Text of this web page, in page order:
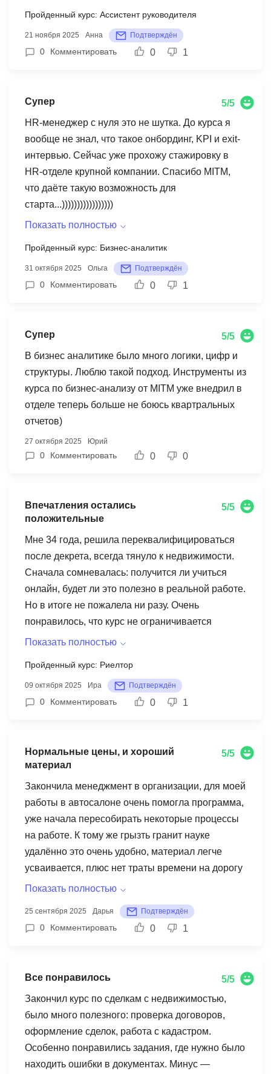
намного увереннее, перестала бояться
ответственности. Теперь ищу работу в крупной
компании и уже прохожу собеседования, пока
Пройденный курс: Ассистент руководителя
21 ноября 2025 Анна Подтверждён
0 Комментировать 0 1
Супер
5/5
HR-менеджер с нуля это не шутка. До курса я
вообще не знал, что такое онбординг, KPI и exit-
интервью. Сейчас уже прохожу стажировку в
HR-отделе крупной компании. Спасибо MITM,
что даёте такую возможность для
старта...)))))))))))))))))
Показать полностью
Пройденный курс: Бизнес-аналитик
31 октября 2025 Ольга Подтверждён
0 Комментировать 0 1
Супер
5/5
В бизнес аналитике было много логики, цифр и
структуры. Люблю такой подход. Инструменты из
курса по бизнес-анализу от MITM уже внедрил в
отделе теперь больше не боюсь квартральных
отчетов)
27 октября 2025 Юрий
0 Комментировать 0 0
Впечатления остались
положительные
5/5
Мне 34 года, решила переквалифицироваться
после декрета, всегда тянуло к недвижимости.
Сначала сомневалась: получится ли учиться
онлайн, будет ли это полезно в реальной работе.
Но в итоге не пожалела ни разу. Очень
понравилось, что курс не ограничивается
теорией, дают именно практические кейсы: как
подводные камни при сделках, как вести
переговоры. Благодаря этому я быстро
набралась уверенности и уже вышла на первые
Показать полностью
Пройденный курс: Риелтор
09 октября 2025 Ира Подтверждён
0 Комментировать 0 1
Нормальные цены, и хороший
материал
5/5
Закончила менеджмент в организации, для моей
работы в автосалоне очень помогла программа,
уже начала пересобирать некоторые процессы
на работе. К тому же грызть гранит науке
удалённо это очень удобно, материал легче
усваивается, плюс нет траты времени на дорогу
туда и обратно, сидишь и учишься там где
демократичные, я бы даже сказала что очень
демократичные. Вернусь сюда ещё за одной
Показать полностью
25 сентября 2025 Дарья Подтверждён
0 Комментировать 0 1
Все понравилось
5/5
Закончил курс по сделкам с недвижимостью,
было много полезного: проверка договоров,
оформление сделок, работа с кадастром.
Особенно понравились задания, где нужно было
находить ошибки в документах. Минус —